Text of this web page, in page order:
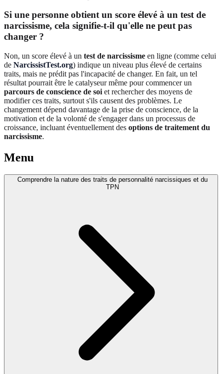
Si une personne obtient un score élevé à un test de
narcissisme, cela signifie-t-il qu'elle ne peut pas
changer ?
Non, un score élevé à un test de narcissisme en ligne (comme celui
de NarcissistTest.org) indique un niveau plus élevé de certains
traits, mais ne prédit pas l'incapacité de changer. En fait, un tel
résultat pourrait être le catalyseur même pour commencer un
parcours de conscience de soi et rechercher des moyens de
modifier ces traits, surtout s'ils causent des problèmes. Le
changement dépend davantage de la prise de conscience, de la
motivation et de la volonté de s'engager dans un processus de
croissance, incluant éventuellement des options de traitement du
narcissisme.
Menu
Comprendre la nature des traits de personnalité narcissiques et du
TPN